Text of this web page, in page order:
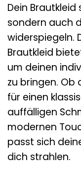
Dein
sondern auch
widerspiegeln.
Brautkleid
um deinen
zu bringen. Ob
für einen
auffälligen
modernen
passt sich
dich strahlen.